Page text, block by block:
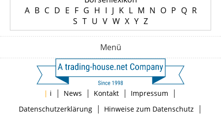
A B C D E F G H I J K L M N O P Q R
S T U V W X Y Z
Menü
| i | News | Kontakt | Impressum |
Datenschutzerklärung| Hinweise zum Datenschutz |